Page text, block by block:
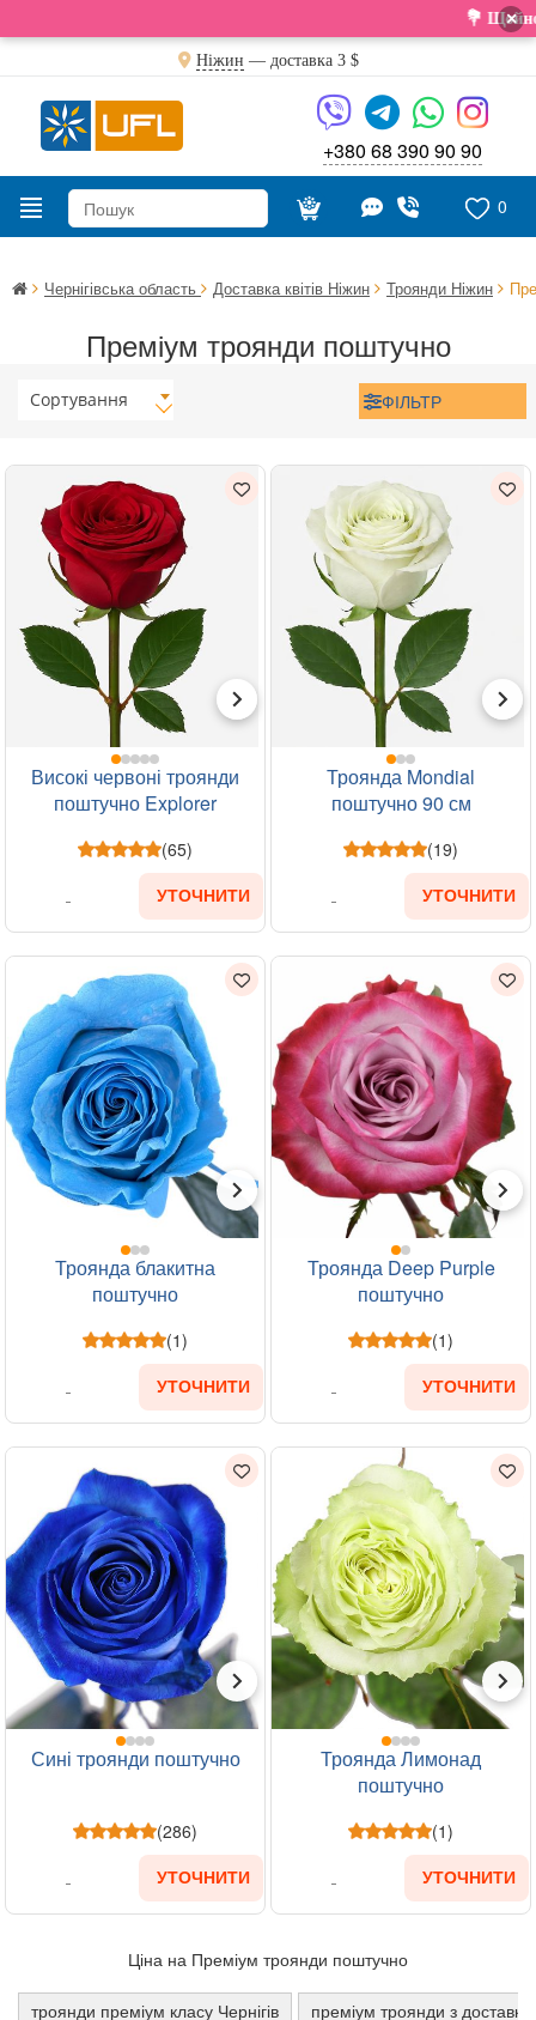
💐 Щойно
×
Ніжин — доставка 3 $
+380 68 390 90 90
0
Чернігівська область Доставка квітів Ніжин Троянди Ніжин
Преміум троянди поштучно
Сортування ФІЛЬТР
Високі червоні троянди
поштучно Explorer
(65)
УТОЧНИТИ
Троянда Mondial
поштучно 90 см
(19)
УТОЧНИТИ
Троянда блакитна
поштучно
(1)
УТОЧНИТИ
Троянда Deep Purple
поштучно
(1)
УТОЧНИТИ
Сині троянди поштучно
(286)
УТОЧНИТИ
Троянда Лимонад
поштучно
(1)
УТОЧНИТИ
Ціна на Преміум троянди поштучно
троянди преміум класу Чернігів преміум троянди з